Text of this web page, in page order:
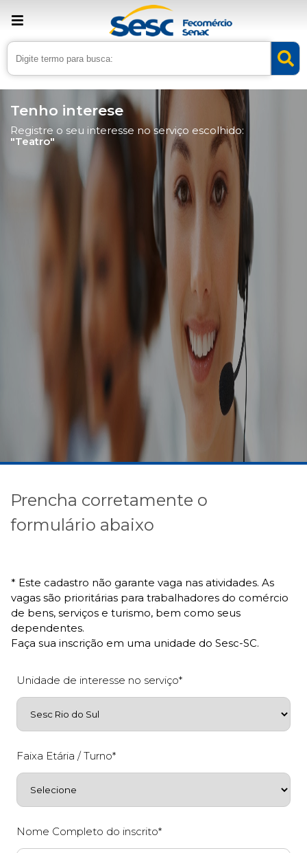
Tenho interese
Registre o seu interesse no serviço escolhido:
"Teatro"
Prencha corretamente o
formulário abaixo
* Este cadastro não garante vaga nas atividades. As
vagas são prioritárias para trabalhadores do comércio
de bens, serviços e turismo, bem como seus
dependentes.
Faça sua inscrição em uma unidade do Sesc-SC.
Unidade de interesse no serviço*
Faixa Etária / Turno*
Nome Completo do inscrito*